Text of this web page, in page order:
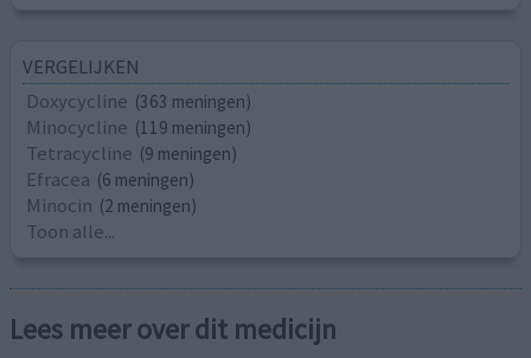
VERGELIJKEN
Doxycycline (363 meningen)
Minocycline (119 meningen)
Tetracycline (9 meningen)
Efracea (6 meningen)
Minocin (2 meningen)
Toon alle...
Lees meer over dit medicijn